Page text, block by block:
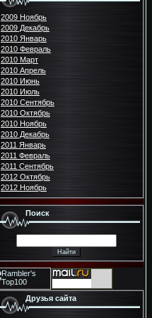
2009 Ноябрь
2009 Декабрь
2010 Январь
2010 Февраль
2010 Март
2010 Апрель
2010 Июнь
2010 Июль
2010 Сентябрь
2010 Октябрь
2010 Ноябрь
2010 Декабрь
2011 Январь
2011 Февраль
2011 Сентябрь
2012 Октябрь
2012 Ноябрь
Поиск
Друзья сайта